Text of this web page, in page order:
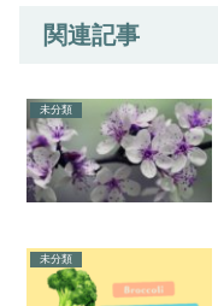
関連記事
未分類
未分類